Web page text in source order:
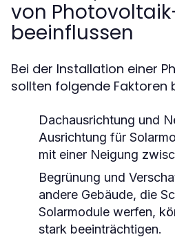
von
beeinflussen
Bei der Installation einer
sollten folgende Faktoren
Dachausrichtung und
Ausrichtung für
mit einer Neigung
Begrünung und
andere Gebäude, die
Solarmodule werfen,
stark beeinträchtigen.